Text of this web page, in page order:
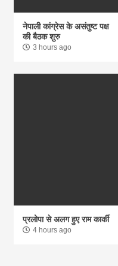
नेपाली कांग्रेस के असंतुष्ट पक्ष
की बैठक शुरु
3 hours ago
प्रलोपा से अलग हुए राम कार्की
4 hours ago